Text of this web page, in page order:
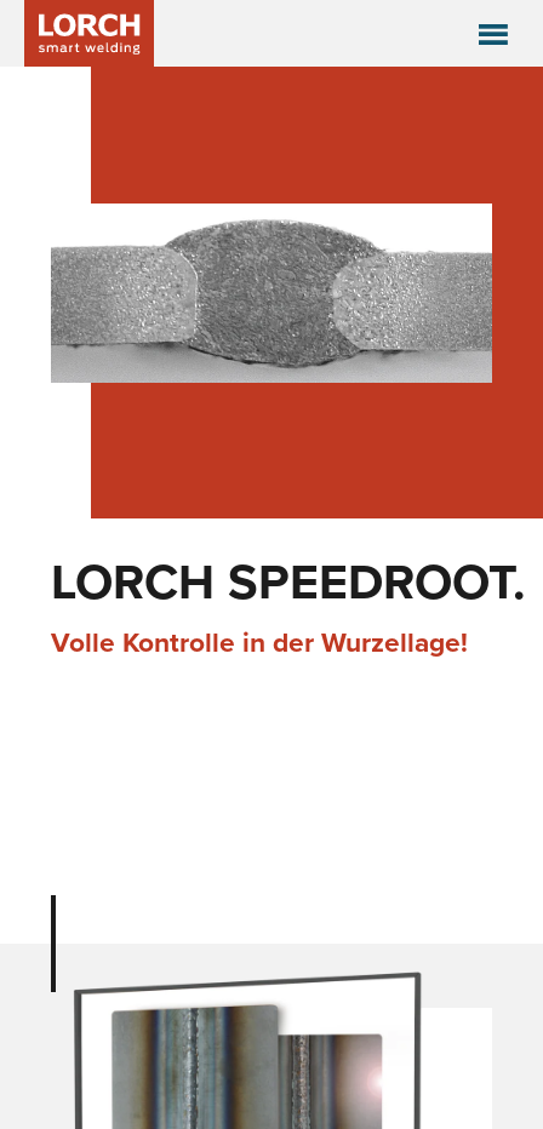
LORCH SPEEDROOT.
Volle Kontrolle in der Wurzellage!